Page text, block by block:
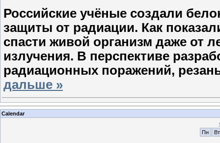
Российские учёные создали
защиты от радиации. Как
спасти живой организм даже от
излучения. В перспективе
радиационных поражений,
дальше »
Calendar
Пн
Вт